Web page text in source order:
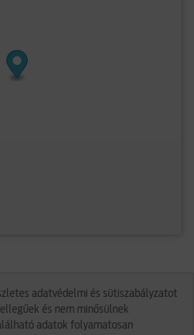
adatvédelmi és sütiszabályzatot
és nem minősülnek
adatok folyamatosan